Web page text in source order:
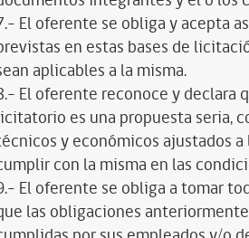
El oferente se obliga y acepta
en estas bases de
aplicables a la misma.
El oferente reconoce y declara
es una propuesta seria,
y económicos ajustados
con la misma en las
El oferente se obliga a tomar
las obligaciones